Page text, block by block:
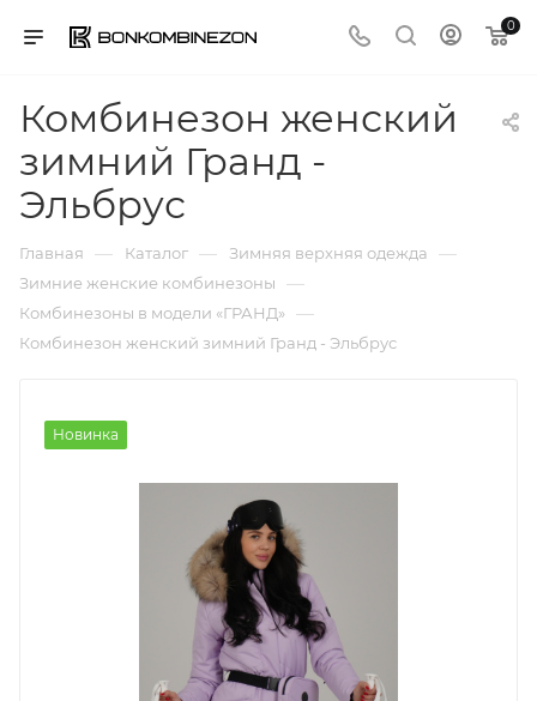
0
Комбинезон женский
зимний Гранд -
Эльбрус
Главная — Каталог — Зимняя верхняя одежда —
Зимние женские комбинезоны —
Комбинезоны в модели «ГРАНД» —
Комбинезон женский зимний Гранд - Эльбрус
Новинка